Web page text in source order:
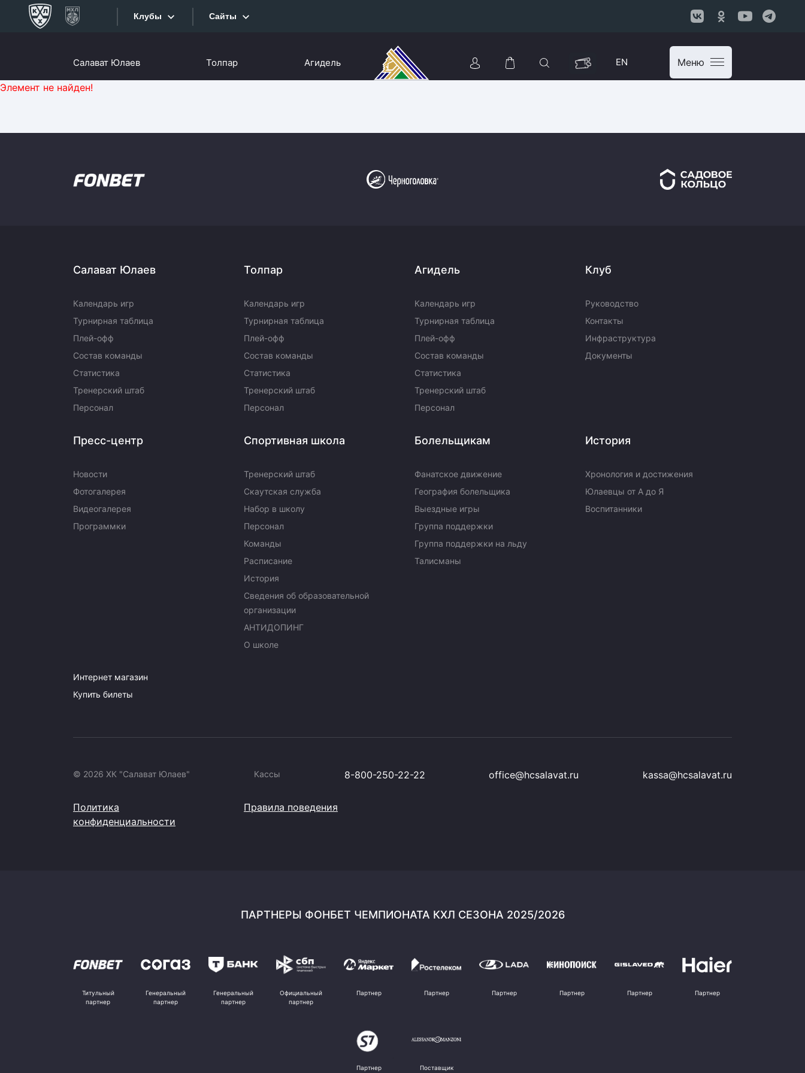
Клубы
Конференция «Запад»
Дивизион Боброва
Конференция «Восток»
Дивизион Харламова
Сайты
Сайты
Салават Юлаев Толпар Агидель EN Меню
Элемент не найден!
Салават Юлаев
Календарь игр
Турнирная таблица
Плей-офф
Состав команды
Статистика
Тренерский штаб
Персонал
Толпар
Календарь игр
Турнирная таблица
Плей-офф
Состав команды
Статистика
Тренерский штаб
Персонал
Агидель
Календарь игр
Турнирная таблица
Плей-офф
Состав команды
Статистика
Тренерский штаб
Персонал
Клуб
Руководство
Контакты
Инфраструктура
Документы
Пресс-центр
Новости
Фотогалерея
Видеогалерея
Программки
Спортивная школа
Тренерский штаб
Скаутская служба
Набор в школу
Персонал
Команды
Расписание
История
Сведения об образовательной
организации
АНТИДОПИНГ
О школе
Болельщикам
Фанатское движение
География болельщика
Выездные игры
Группа поддержки
Группа поддержки на льду
Талисманы
История
Хронология и достижения
Юлаевцы от А до Я
Воспитанники
Интернет магазин
Купить билеты
© 2026 ХК "Салават Юлаев" Кассы 8-800-250-22-22 office@hcsalavat.ru kassa@hcsalavat.ru
Политика
конфиденциальности
Правила поведения
ПАРТНЕРЫ ФОНБЕТ ЧЕМПИОНАТА КХЛ СЕЗОНА 2025/2026
Титульный
партнер
Генеральный
партнер
Генеральный
партнер
Официальный
партнер
Партнер Партнер Партнер Партнер Партнер Партнер
Партнер Поставщик